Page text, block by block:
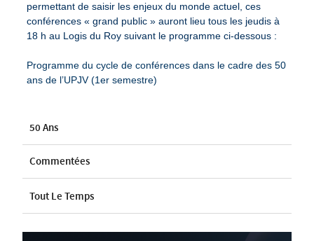
permettant de saisir les enjeux du monde actuel, ces
conférences « grand public » auront lieu tous les jeudis à
18 h au Logis du Roy suivant le programme ci-dessous :
Programme du cycle de conférences dans le cadre des 50
ans de l’UPJV (1er semestre)
50 Ans
Commentées
Tout Le Temps